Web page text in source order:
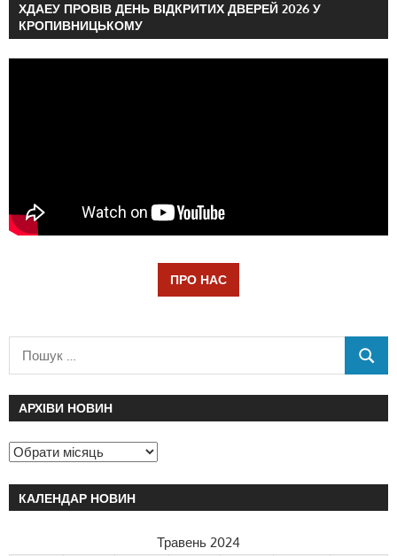
ХДАЕУ ПРОВІВ ДЕНЬ ВІДКРИТИХ ДВЕРЕЙ 2026 У
КРОПИВНИЦЬКОМУ
ПРО НАС
АРХІВИ НОВИН
КАЛЕНДАР НОВИН
Травень 2024